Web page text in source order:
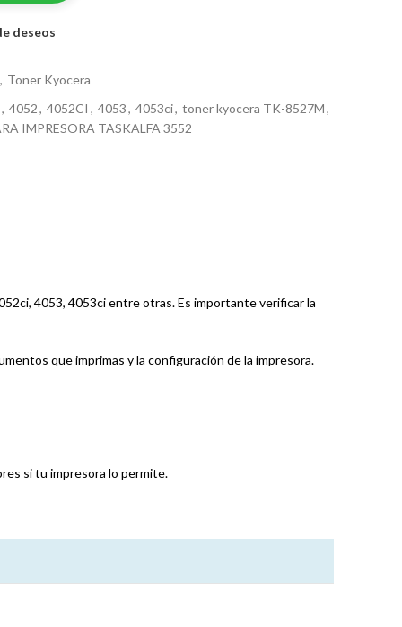
deseos
, Toner Kyocera
, 4052, 4052CI , 4053, 4053ci, toner kyocera TK-8527M,
IMPRESORA TASKALFA 3552
4053, 4053ci entre otras. Es importante verificar la
que imprimas y la configuración de la impresora.
si tu impresora lo permite.